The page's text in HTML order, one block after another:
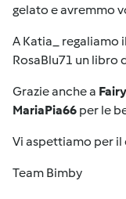
gelato e avremmo
A Katia_ regaliamo
RosaBlu71 un libro
Grazie anche a
MariaPia66 per le
Vi aspettiamo per
Team Bimby